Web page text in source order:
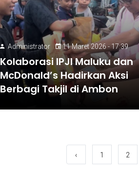
Administrator 11 Maret 2026 - 17:39
Kolaborasi IPJI Maluku dan
McDonald’s Hadirkan Aksi
Berbagi Takjil di Ambon
‹ 1 2